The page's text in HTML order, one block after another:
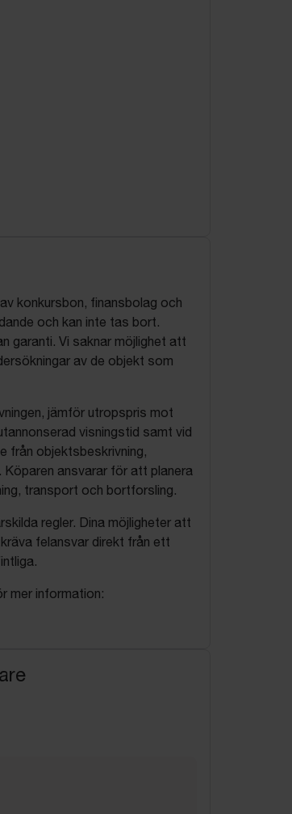
konkursbon, finansbolag och
och kan inte tas bort.
garanti. Vi saknar möjlighet att
av de objekt som
jämför utropspris mot
visningstid samt vid
från objektsbeskrivning,
ansvarar för att planera
transport och bortforsling.
regler. Dina möjligheter att
felansvar direkt från ett
mer information: